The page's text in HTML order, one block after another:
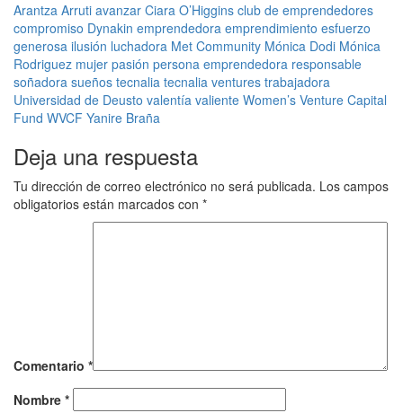
Arantza Arruti avanzar Ciara O’Higgins club de emprendedores
compromiso Dynakin emprendedora emprendimiento esfuerzo
generosa ilusión luchadora Met Community Mónica Dodi Mónica
Rodriguez mujer pasión persona emprendedora responsable
soñadora sueños tecnalia tecnalia ventures trabajadora
Universidad de Deusto valentía valiente Women’s Venture Capital
Fund WVCF Yanire Braña
Deja una respuesta
Tu dirección de correo electrónico no será publicada. Los campos
obligatorios están marcados con *
Comentario *
Nombre *